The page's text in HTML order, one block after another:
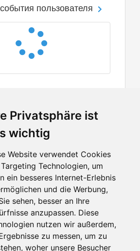
Privatsphäre ist
wichtig
Website verwendet Cookies
Technologien, um
ein besseres Internet-Erlebnis
und die Werbung,
sehen, besser an Ihre
anzupassen. Diese
nutzen wir außerdem,
zu messen, um zu
woher unsere Besucher
пользователя
Партнерам
Инвесторам